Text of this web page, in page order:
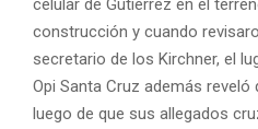
celular de Gutiérrez en el
construcción y cuando
secretario de los Kirchner, el
Opi Santa Cruz además
luego de que sus allegados